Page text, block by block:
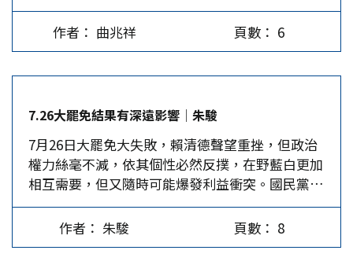
存僥倖還要連任」。中常會已決定主席改選延至10
月，歹戲拖棚，恐怕還是少不了內鬥戲碼。 更令
人扼腕的是，這次「抗中反共牌」失效非國民黨之
選後還說：「未來更要堅定反共反台獨的立場，以
台灣的利益為最高利益」。這樣的論調與綠營的
「反共護台」有何不同？難道兩岸交流合作不符合
台灣的利益？且看這一次館長以「中國人認同」痛
擊「抗中保台」，效果不錯，還帶動了其他年輕網
紅跟著做。而國民黨長年拿香跟拜，始終擔心自己
的理念不符合主流民意，卻無膽識引領或創造主流
民意，難怪每次在與綠營比「愛台灣」時，總是敗
灣這座島嶼自古以來最富裕、資源最豐盛的時代，
但當前也是台灣社會價值最混亂的時刻。 7.26這場
大罷免具體呈現出狄更斯那句名言，尤其當我眼見
海。是的，這場莫名其妙的政治運動過去了，勝利
者為此疲憊不堪，而失敗者則悲傷難耐，心有不
甘，於是寄望於8.23下一個7席戰場，想著要復仇
雪恥，所以政治動能很快就會恢復。然而，會有多
少人去疼惜台灣這個已經被物慾、貪婪給撕裂得一
塌糊塗的社會。 老百姓用選票在說話了 楊渡在投
開票當晚發表的文章中說：「老百姓用選票在說話
了！」是啊，雖然每次投票都是百姓在說話，但這
作者： 曲兆祥 頁數： 6
7.26大罷免結果有深遠影響│朱駿
7月26日大罷免大失敗，賴清德聲望重挫，但政治
權力絲毫不減，依其個性必然反撲，在野藍白更加
相互需要，但又隨時可能爆發利益衝突。國民黨曝
露出黨務危機須做大改變，特別是其兩岸路線非改
不可。各黨2026、2028年的選舉籌碼要重新計
算。 喧騰半年的大罷免第一波已完敗收場，8.23第
作者： 朱駿 頁數： 8